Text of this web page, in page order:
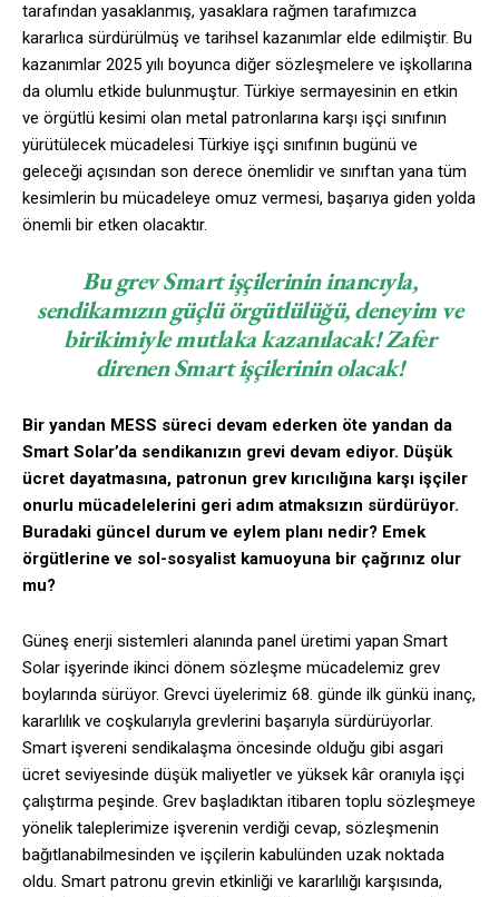
tarafından yasaklanmış, yasaklara rağmen tarafımızca
kararlıca sürdürülmüş ve tarihsel kazanımlar elde edilmiştir. Bu
kazanımlar 2025 yılı boyunca diğer sözleşmelere ve işkollarına
da olumlu etkide bulunmuştur. Türkiye sermayesinin en etkin
ve örgütlü kesimi olan metal patronlarına karşı işçi sınıfının
yürütülecek mücadelesi Türkiye işçi sınıfının bugünü ve
geleceği açısından son derece önemlidir ve sınıftan yana tüm
kesimlerin bu mücadeleye omuz vermesi, başarıya giden yolda
önemli bir etken olacaktır.
Bu grev Smart işçilerinin inancıyla,
sendikamızın güçlü örgütlülüğü, deneyim ve
birikimiyle mutlaka kazanılacak! Zafer
direnen Smart işçilerinin olacak!
Bir yandan MESS süreci devam ederken öte yandan da
Smart Solar’da sendikanızın grevi devam ediyor. Düşük
ücret dayatmasına, patronun grev kırıcılığına karşı işçiler
onurlu mücadelelerini geri adım atmaksızın sürdürüyor.
Buradaki güncel durum ve eylem planı nedir? Emek
örgütlerine ve sol-sosyalist kamuoyuna bir çağrınız olur
mu?
Güneş enerji sistemleri alanında panel üretimi yapan Smart
Solar işyerinde ikinci dönem sözleşme mücadelemiz grev
boylarında sürüyor. Grevci üyelerimiz 68. günde ilk günkü inanç,
kararlılık ve coşkularıyla grevlerini başarıyla sürdürüyorlar.
Smart işvereni sendikalaşma öncesinde olduğu gibi asgari
ücret seviyesinde düşük maliyetler ve yüksek kâr oranıyla işçi
çalıştırma peşinde. Grev başladıktan itibaren toplu sözleşmeye
yönelik taleplerimize işverenin verdiği cevap, sözleşmenin
bağıtlanabilmesinden ve işçilerin kabulünden uzak noktada
oldu. Smart patronu grevin etkinliği ve kararlılığı karşısında,